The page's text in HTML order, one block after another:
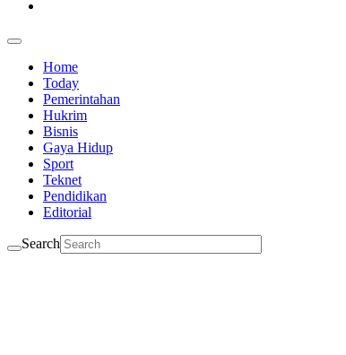
Home
Today
Pemerintahan
Hukrim
Bisnis
Gaya Hidup
Sport
Teknet
Pendidikan
Editorial
Search